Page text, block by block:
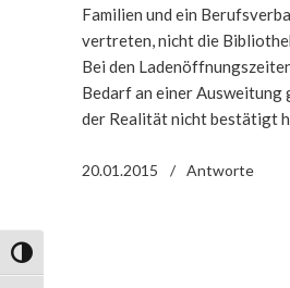
Umschalten auf hohe Kontraste
Familien und ein
vertreten, nicht die
Bei den
Bedarf an einer Ausweitung
der Realität nicht bestätigt
20.01.2015 Antworte